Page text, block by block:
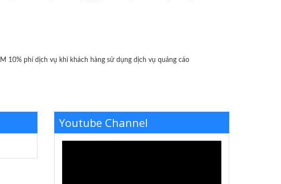
10% phí dịch vụ khi khách hàng sử dụng dịch vụ quảng cáo
Youtube Channel